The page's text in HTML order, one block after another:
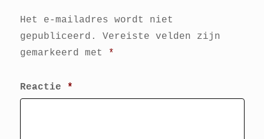
Het e-mailadres wordt niet
gepubliceerd.
Vereiste velden zijn
gemarkeerd met
*
Reactie *